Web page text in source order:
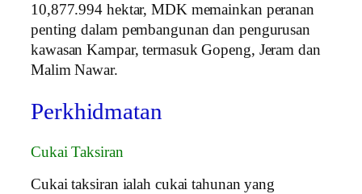
10,877.994 hektar, MDK memainkan peranan
penting dalam pembangunan dan pengurusan
kawasan Kampar, termasuk Gopeng, Jeram dan
Malim Nawar.
Perkhidmatan
Cukai Taksiran
Cukai taksiran ialah cukai tahunan yang